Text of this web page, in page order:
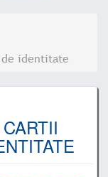
identitate